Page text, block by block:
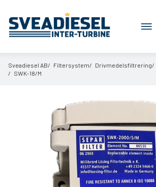
Sveadiesel AB Filtersystem Drivmedelsfiltrering
SWK-18/M